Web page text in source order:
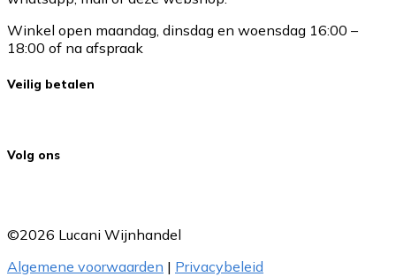
Winkel open maandag, dinsdag en woensdag 16:00 –
18:00 of na afspraak
Veilig betalen
Volg ons
©2026 Lucani Wijnhandel
Algemene voorwaarden | Privacybeleid